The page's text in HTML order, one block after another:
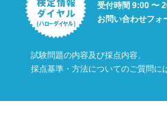
受付時間 9:00 〜
お問い合わせフォ
試験問題の内容及び採点内容、
採点基準・方法についてのご質問に